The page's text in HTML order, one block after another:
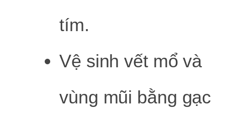
tím.
Vệ sinh vết mổ và
vùng mũi bằng gạc